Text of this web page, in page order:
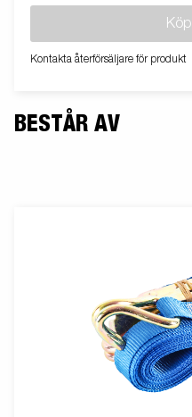
Köp
Kontakta återförsäljare för produkt
BESTÅR AV